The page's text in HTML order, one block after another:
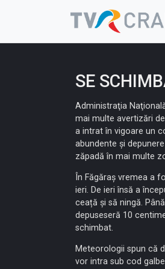
SE
Administraţia
mai multe avertizări
a intrat în vigoare un
abundente și
zăpadă în mai multe
În Făgăraș vremea a
ieri. De ieri însă a
ceață și să ningă.
depuseseră 10
schimbat.
Meteorologii spun că
vor intra sub cod